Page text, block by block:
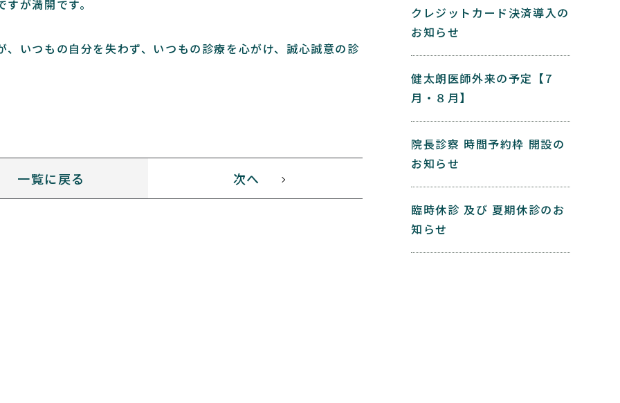
が満開です。
いつもの自分を失わず、いつもの診療を心がけ、誠心誠意の診
一覧に戻る 次へ
クレジットカード決済導入の
お知らせ
健太朗医師外来の予定【7
月・８月】
院長診察 時間予約枠 開設の
お知らせ
臨時休診 及び 夏期休診のお
知らせ